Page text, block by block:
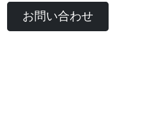
お問い合わせ